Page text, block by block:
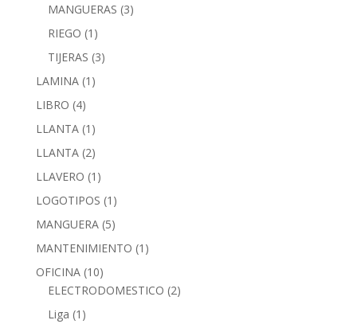
MANGUERAS (3)
RIEGO (1)
TIJERAS (3)
LAMINA (1)
LIBRO (4)
LLANTA (1)
LLANTA (2)
LLAVERO (1)
LOGOTIPOS (1)
MANGUERA (5)
MANTENIMIENTO (1)
OFICINA (10)
ELECTRODOMESTICO (2)
Liga (1)